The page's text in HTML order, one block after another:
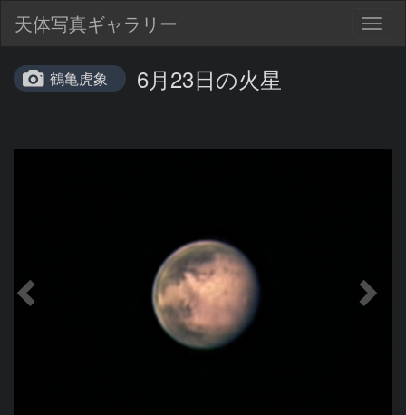
天体写真ギャラリー
鶴亀虎象 6月23日の火星